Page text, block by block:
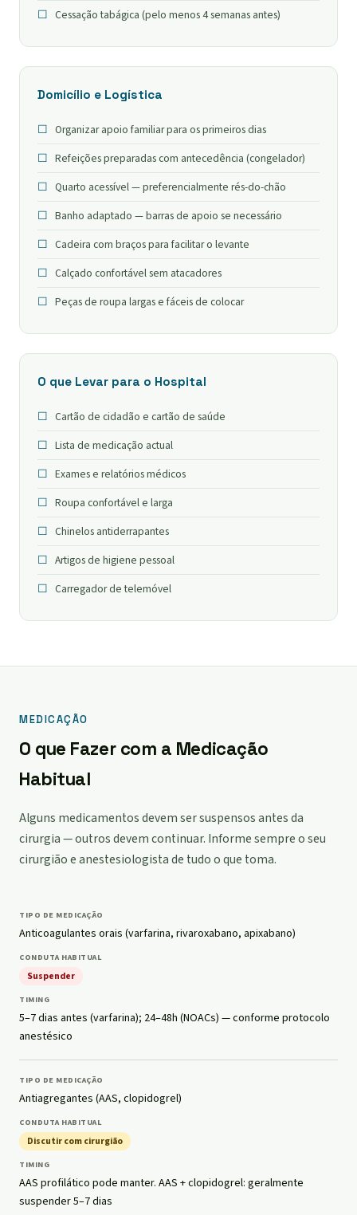
Cessação tabágica (pelo menos 4 semanas antes)
Domicílio e Logística
Organizar apoio familiar para os primeiros dias
Refeições preparadas com antecedência (congelador)
Quarto acessível — preferencialmente rés-do-chão
Banho adaptado — barras de apoio se necessário
Cadeira com braços para facilitar o levante
Calçado confortável sem atacadores
Peças de roupa largas e fáceis de colocar
O que Levar para o Hospital
Cartão de cidadão e cartão de saúde
Lista de medicação actual
Exames e relatórios médicos
Roupa confortável e larga
Chinelos antiderrapantes
Artigos de higiene pessoal
Carregador de telemóvel
MEDICAÇÃO
O que Fazer com a Medicação
Habitual
Alguns medicamentos devem ser suspensos antes da
cirurgia — outros devem continuar. Informe sempre o seu
cirurgião e anestesiologista de tudo o que toma.
Anticoagulantes orais (varfarina, rivaroxabano, apixabano)
Suspender
5–7 dias antes (varfarina); 24–48h (NOACs) — conforme protocolo
anestésico
Antiagregantes (AAS, clopidogrel)
Discutir com cirurgião
AAS profilático pode manter. AAS + clopidogrel: geralmente
suspender 5–7 dias